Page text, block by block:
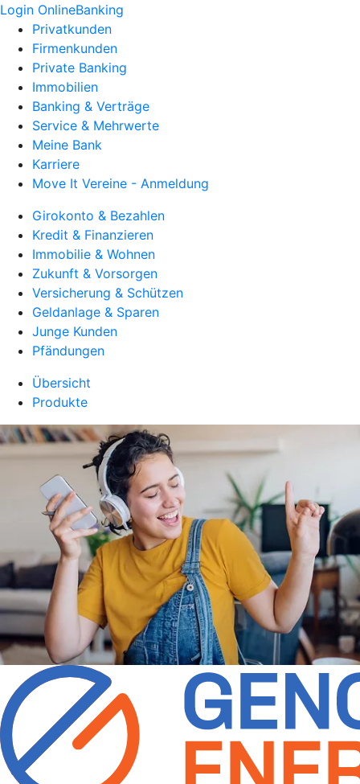
Login OnlineBanking
Privatkunden
Firmenkunden
Private Banking
Immobilien
Banking & Verträge
Service & Mehrwerte
Meine Bank
Karriere
Move It Vereine - Anmeldung
Girokonto & Bezahlen
Kredit & Finanzieren
Immobilie & Wohnen
Zukunft & Vorsorgen
Versicherung & Schützen
Geldanlage & Sparen
Junge Kunden
Pfändungen
Übersicht
Produkte